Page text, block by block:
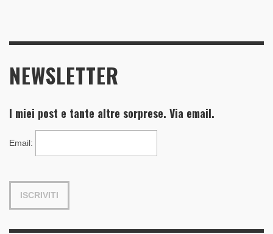
NEWSLETTER
I miei post e tante altre sorprese. Via email.
Email: